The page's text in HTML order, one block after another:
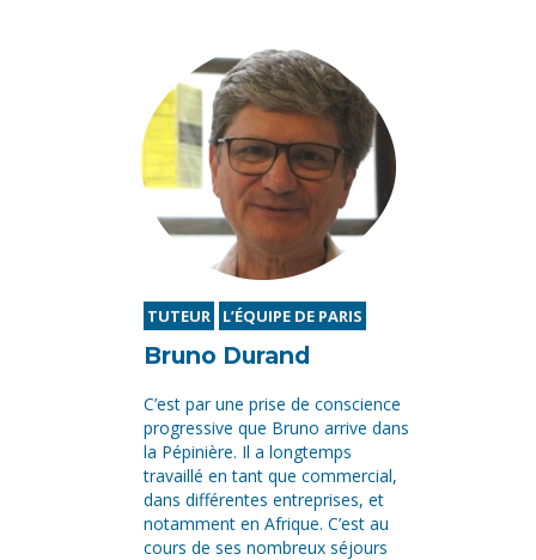
TUTEUR L’ÉQUIPE DE PARIS
Bruno Durand
C’est par une prise de conscience
progressive que Bruno arrive dans
la Pépinière. Il a longtemps
travaillé en tant que commercial,
dans différentes entreprises, et
notamment en Afrique. C’est au
cours de ses nombreux séjours